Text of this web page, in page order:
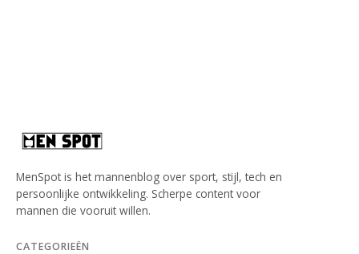
MenSpot is het mannenblog over sport, stijl, tech en
persoonlijke ontwikkeling. Scherpe content voor
mannen die vooruit willen.
CATEGORIEËN